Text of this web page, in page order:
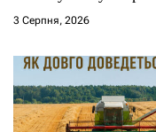
3 Серпня, 2026